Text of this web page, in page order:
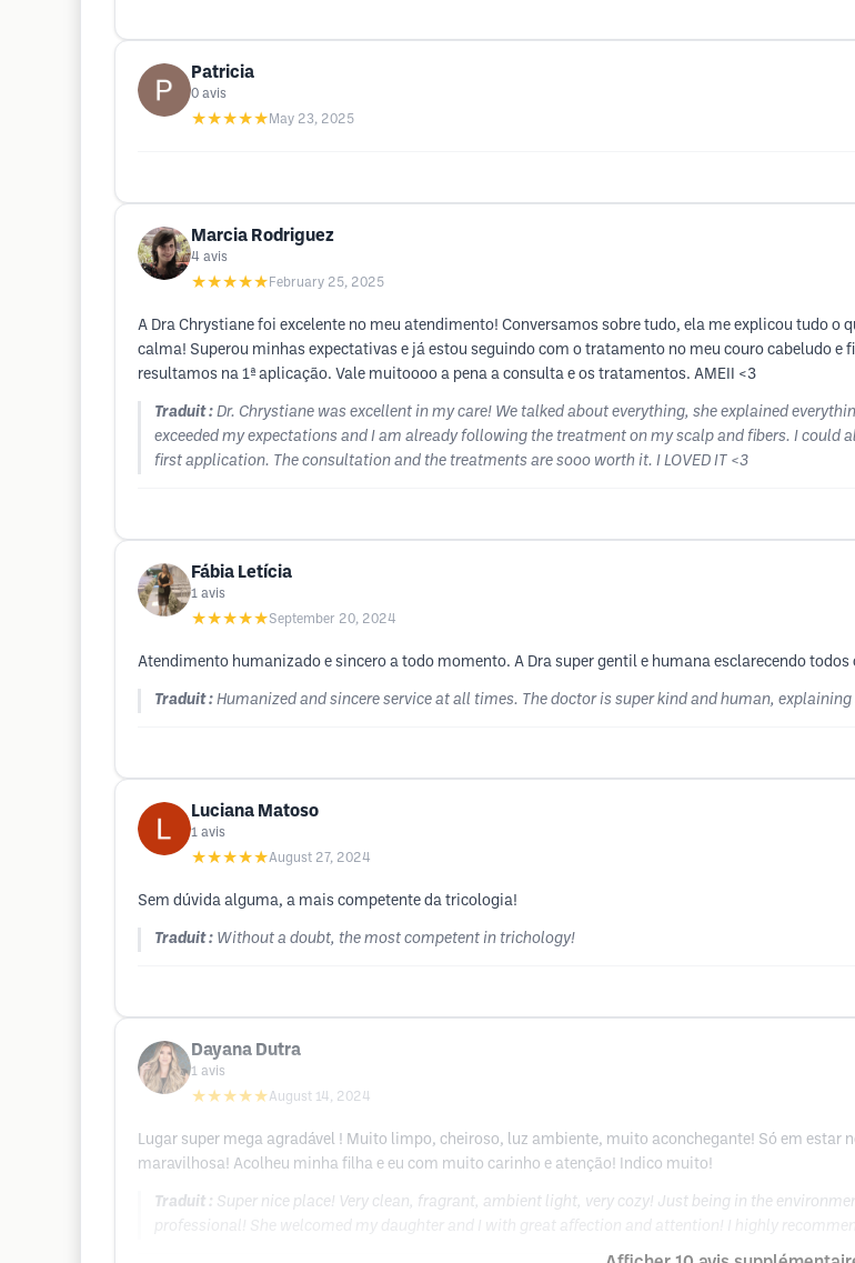
Patricia
0 avis
★★★★★ May 23, 2025
Marcia Rodriguez
4 avis
★★★★★ February 25, 2025
A Dra Chrystiane foi excelente no meu atendimento! Conversamos sobre tudo, ela me explicou tudo
calma! Superou minhas expectativas e já estou seguindo com o tratamento no meu couro cabeludo e
resultamos na 1ª aplicação. Vale muitoooo a pena a consulta e os tratamentos. AMEII <3
Traduit : Dr. Chrystiane was excellent in my care! We talked about everything, she explained
exceeded my expectations and I am already following the treatment on my scalp and fibers. I could
first application. The consultation and the treatments are sooo worth it. I LOVED IT <3
Fábia Letícia
1 avis
★★★★★September 20, 2024
Atendimento humanizado e sincero a todo momento. A Dra super gentil e humana esclarecendo
Traduit : Humanized and sincere service at all times. The doctor is super kind and human,
Luciana Matoso
1 avis
★★★★★August 27, 2024
Sem dúvida alguma, a mais competente da tricologia!
Traduit : Without a doubt, the most competent in trichology!
Dayana Dutra
1 avis
★★★★★August 14, 2024
Lugar super mega agradável ! Muito limpo, cheiroso, luz ambiente, muito aconchegante! Só em estar
maravilhosa! Acolheu minha filha e eu com muito carinho e atenção! Indico muito!
Traduit : Super nice place! Very clean, fragrant, ambient light, very cozy! Just being in the
professional! She welcomed my daughter and I with great affection and attention! I highly